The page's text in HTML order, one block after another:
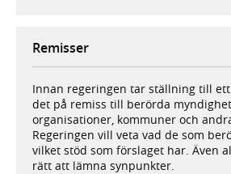
Remisser
Innan regeringen tar ställning till ett
det på remiss till berörda
organisationer, kommuner och
Regeringen vill veta vad de som
vilket stöd som förslaget har. Även
rätt att lämna synpunkter.